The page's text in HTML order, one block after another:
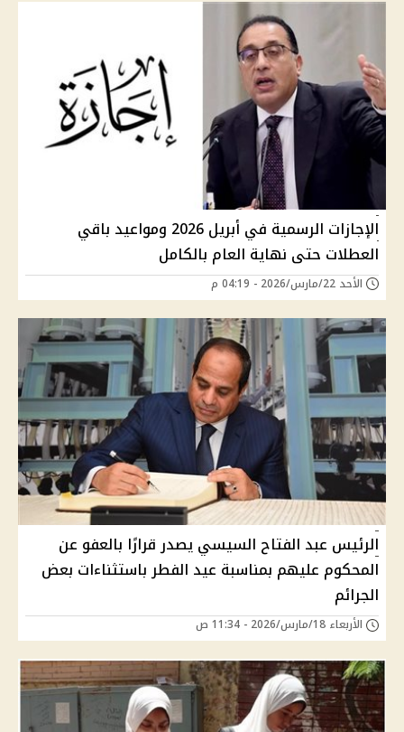
الإجازات الرسمية في أبريل 2026 ومواعيد باقي
العطلات حتى نهاية العام بالكامل
الأحد 22/مارس/2026 - 04:19 م
الرئيس عبد الفتاح السيسي يصدر قرارًا بالعفو عن
المحكوم عليهم بمناسبة عيد الفطر باستثناءات بعض
الجرائم
الأربعاء 18/مارس/2026 - 11:34 ص